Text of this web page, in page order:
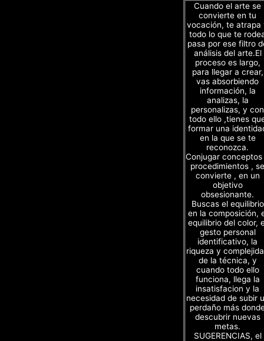
Cuando el arte se
convierte en tu
vocación, te atrapa
todo lo que te
pasa por ese filtro
análisis del arte.El
proceso es largo,
para llegar a crear,
vas absorbiendo
información, la
analizas, la
personalizas, y con
todo ello ,tienes
formar una
en la que se te
reconozca.
Conjugar
procedimientos , se
convierte , en un
objetivo
obsesionante.
Buscas el equilibrio
en la composición,
equilibrio del color,
gesto personal
identificativo, la
riqueza y
de la técnica, y
cuando todo ello
funciona, llega la
insatisfacion y la
necesidad de subir
perdaño más
descubrir nuevas
metas.
SUGERENCIAS, el